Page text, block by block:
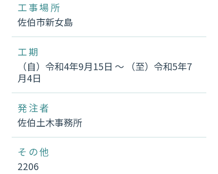
工事場所
佐伯市新女島
工期
（自）令和4年9月15日 〜 （至）令和5年7
月4日
発注者
佐伯土木事務所
その他
2206